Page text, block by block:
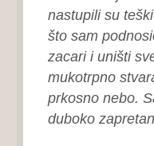
nastupili su
što sam
zacari i uništi
mukotrpno
prkosno nebo.
duboko